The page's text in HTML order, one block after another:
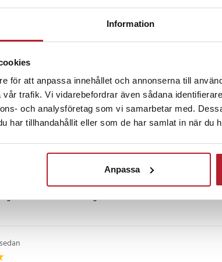
Information
för att anpassa innehållet och annonserna till
trafik. Vi vidarebefordrar även sådana
och analysföretag som vi samarbetar med.
har tillhandahållit eller som de har samlat in när du
Anpassa
med Android
i bilens OBD-uttag, para
via Bluetooth och starta
börja övervaka och felsöka
OBDII Bluetooth V3.0
m.fl.
kostade ca 260:- och är en årskostnad.
upp abonnemanget när man vill.
det precis som det var tänkt!
•6 år sedan
Funkade som tänkt.
som tänkt. Hittar inget fel.